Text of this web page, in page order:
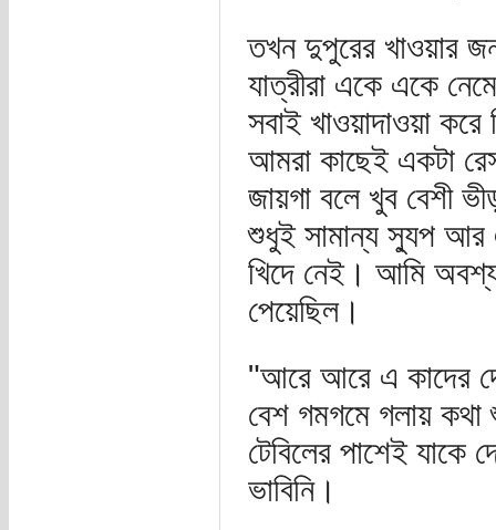
তখন দুপুরের খাওয়ার
যাত্রীরা একে একে
সবাই খাওয়াদাওয়া
আমরা কাছেই একটা
জায়গা বলে খুব বেশী
শুধুই সামান্য স্যুপ আর
খিদে নেই। আমি
পেয়েছিল।
"আরে আরে এ কাদের
বেশ গমগমে গলায়
টেবিলের পাশেই যাকে
ভাবিনি।